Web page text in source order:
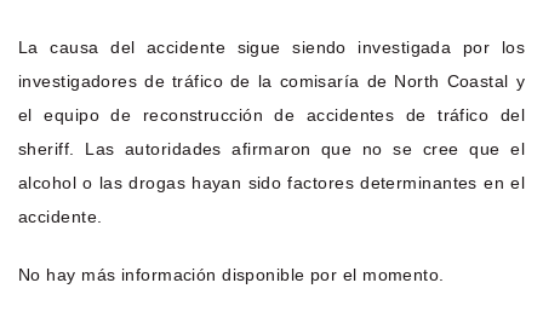
La causa del accidente sigue siendo investigada por los
investigadores de tráfico de la comisaría de North Coastal y
el equipo de reconstrucción de accidentes de tráfico del
sheriff. Las autoridades afirmaron que no se cree que el
alcohol o las drogas hayan sido factores determinantes en el
accidente.
No hay más información disponible por el momento.